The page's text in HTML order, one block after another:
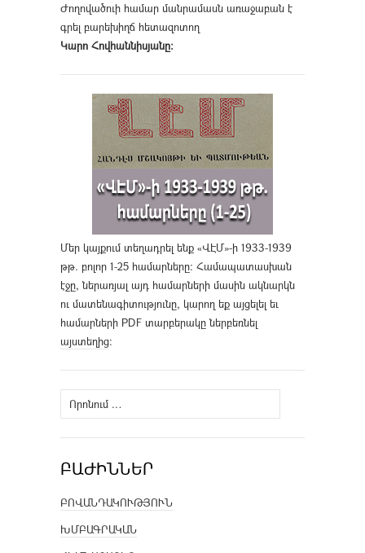
Ժողովածուի համար մանրամասն առաջաբան է
գրել բարեխիղճ հետազոտող
Կարո Հովհաննիսյանը։
Մեր կայքում տեղադրել ենք «ՎԷՄ»-ի 1933-1939
թթ. բոլոր 1-25 համարները։ Համապատասխան
էջը, ներառյալ այդ համարների մասին ակնարկն
ու մատենագիտությունը, կարող եք այցելել եւ
համարների PDF տարբերակը ներբեռնել
այստեղից։
Որոնել՝
ԲԱԺԻՆՆԵՐ
ԲՈՎԱՆԴԱԿՈՒԹՅՈՒՆ
ԽՄԲԱԳՐԱԿԱՆ